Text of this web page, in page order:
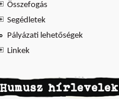
Összefogás
Segédletek
Pályázati lehetőségek
Linkek
Humusz hírlevelek